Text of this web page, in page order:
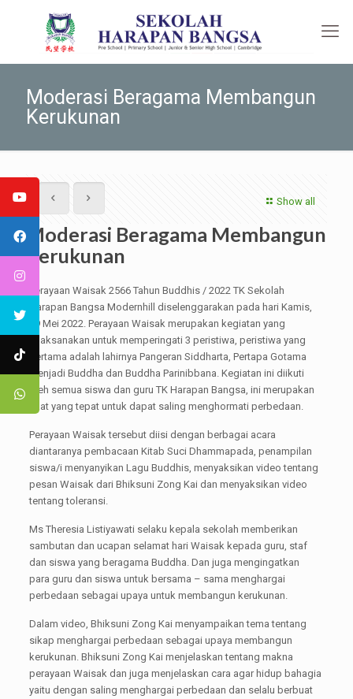
Moderasi Beragama Membangun
Kerukunan
Show all
Moderasi Beragama Membangun
Kerukunan
Perayaan Waisak 2566 Tahun Buddhis / 2022 TK Sekolah
Harapan Bangsa Modernhill diselenggarakan pada hari Kamis,
19 Mei 2022. Perayaan Waisak merupakan kegiatan yang
dilaksanakan untuk memperingati 3 peristiwa, peristiwa yang
pertama adalah lahirnya Pangeran Siddharta, Pertapa Gotama
menjadi Buddha dan Buddha Parinibbana. Kegiatan ini diikuti
oleh semua siswa dan guru TK Harapan Bangsa, ini merupakan
saat yang tepat untuk dapat saling menghormati perbedaan.
Perayaan Waisak tersebut diisi dengan berbagai acara
diantaranya pembacaan Kitab Suci Dhammapada, penampilan
siswa/i menyanyikan Lagu Buddhis, menyaksikan video tentang
pesan Waisak dari Bhiksuni Zong Kai dan menyaksikan video
tentang toleransi.
Ms Theresia Listiyawati selaku kepala sekolah memberikan
sambutan dan ucapan selamat hari Waisak kepada guru, staf
dan siswa yang beragama Buddha. Dan juga mengingatkan
para guru dan siswa untuk bersama – sama menghargai
perbedaan sebagai upaya untuk membangun kerukunan.
Dalam video, Bhiksuni Zong Kai menyampaikan tema tentang
sikap menghargai perbedaan sebagai upaya membangun
kerukunan. Bhiksuni Zong Kai menjelaskan tentang makna
perayaan Waisak dan juga menjelaskan cara agar hidup bahagia
yaitu dengan saling menghargai perbedaan dan selalu berbuat